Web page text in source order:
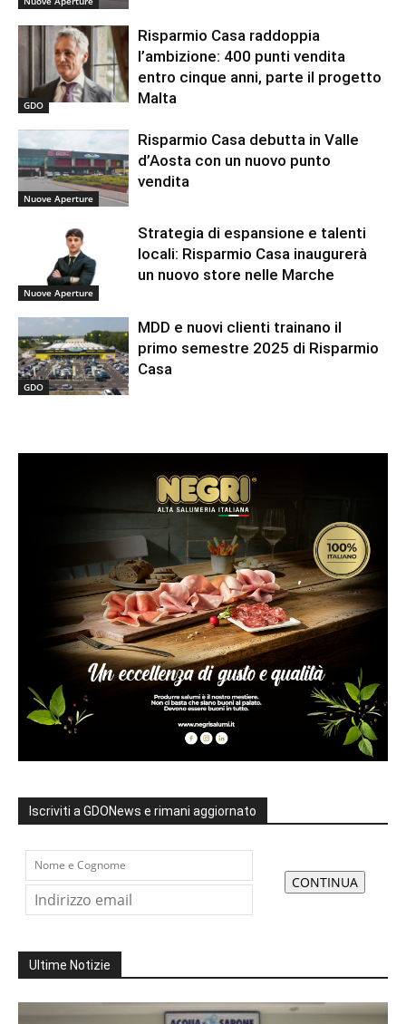
GDO
Risparmio Casa raddoppia
l’ambizione: 400 punti vendita
entro cinque anni, parte il progetto
Malta
Nuove Aperture
Risparmio Casa debutta in Valle
d’Aosta con un nuovo punto
vendita
Nuove Aperture
Strategia di espansione e talenti
locali: Risparmio Casa inaugurerà
un nuovo store nelle Marche
GDO
MDD e nuovi clienti trainano il
primo semestre 2025 di Risparmio
Casa
Iscriviti a GDONews e rimani aggiornato
Ultime Notizie